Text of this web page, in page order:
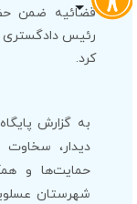
قضائیه ضمن
رئیس دادگستری
کرد.
به گزارش
دیدار، سخاوت
حمایت‌ها و
شهرستان